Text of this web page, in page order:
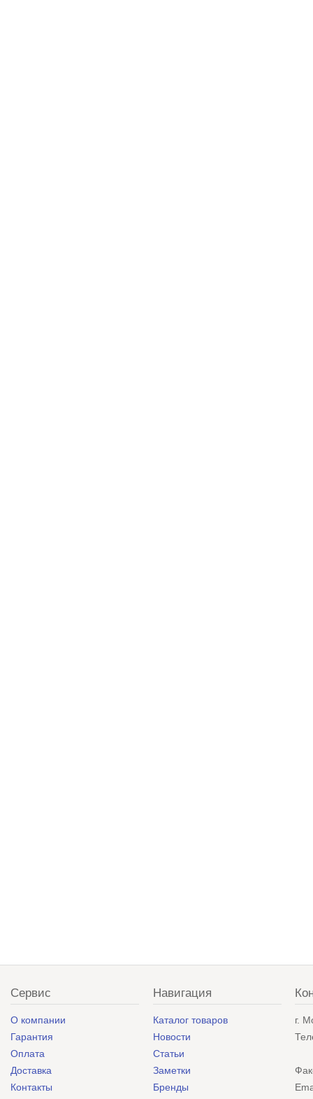
Сервис
О компании
Гарантия
Оплата
Доставка
Контакты
Навигация
Каталог товаров
Новости
Статьи
Заметки
Бренды
г.